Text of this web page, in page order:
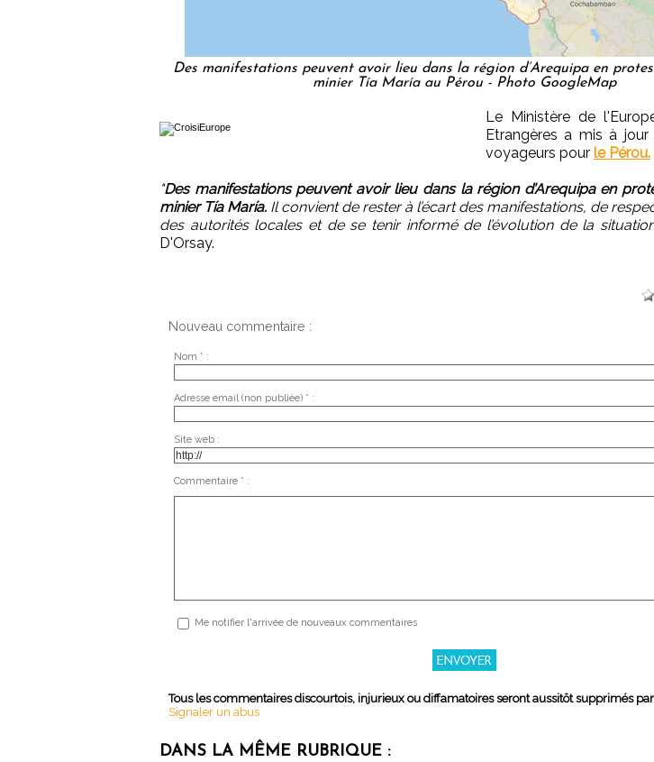
Des manifestations peuvent avoir lieu dans la région d’Arequipa en
minier Tía María au Pérou - Photo GoogleMap
Le Ministère de
Etrangères a mis à
voyageurs pour le Pérou.
"Des manifestations peuvent avoir lieu dans la région d’Arequipa en
minier Tía María. Il convient de rester à l’écart des manifestations, de
des autorités locales et de se tenir informé de l’évolution de la
D'Orsay.
Nouveau commentaire :
Nom * :
Adresse email (non publiée) * :
Site web :
Commentaire * :
Me notifier l'arrivée de nouveaux commentaires
Tous les commentaires discourtois, injurieux ou diffamatoires seront aussitôt supprimés
Signaler un abus
DANS LA MÊME RUBRIQUE :